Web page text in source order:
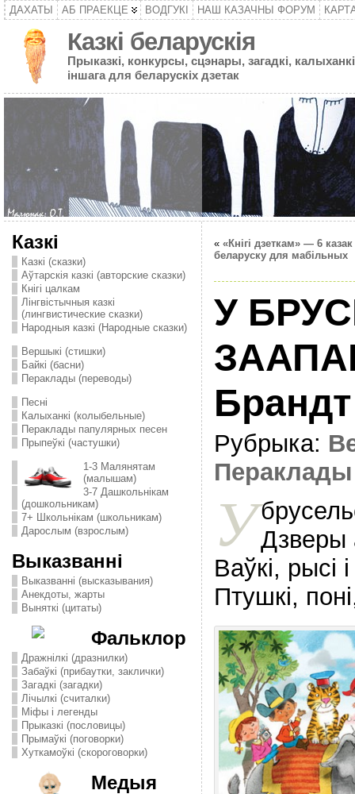
ДАХАТЫ АБ ПРАЕКЦЕ ВОДГУКІ НАШ КАЗАЧНЫ ФОРУМ
Казкі беларускія
Прыказкі, конкурсы, сцэнары, загадкі,
іншага для беларускіх дзетак
Казкі
Казкі (сказки)
Аўтарскія казкі (авторские сказки)
Кнігі цалкам
Лінгвістычныя казкі
(лингвистические сказки)
Народныя казкі (Народные сказки)
Вершыкі (стишки)
Байкі (басни)
Пераклады (переводы)
Песні
Калыханкі (колыбельные)
Пераклады папулярных песен
Прыпеўкі (частушки)
1-3 Малянятам
(малышам)
3-7 Дашкольнікам
(дошкольникам)
7+ Школьнікам (школьникам)
Дарослым (взрослым)
Выказванні
Выказванні (высказывания)
Анекдоты, жарты
Выняткі (цитаты)
Фальклор
Дражнілкі (дразнилки)
Забаўкі (прибаутки, заклички)
Загадкі (загадки)
Лічылкі (считалки)
Міфы і легенды
Прыказкі (пословицы)
Прымаўкі (поговорки)
Хуткамоўкі (скороговорки)
Медыя
« «Кнігі дзеткам» — 6
беларуску для мабільных
У
Брандт
Рубрыка:
УДзверы
Ваўкі, рысі
Птушкі,